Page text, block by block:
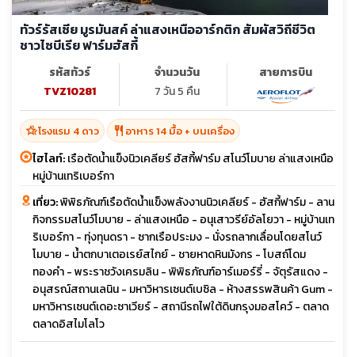
ทัวร์รัสเซีย มูรมันสค์ ล่าแสงเหนืออาร์กติก สัมผัสวิถีชีวิต
ชาวไซบีเรีย ฟาร์มฮัสกี้
รหัสทัวร์
TVZ10281
จำนวนวัน
7 วัน 5 คืน
สายการบิน
hotel_classโรงแรม 4 ดาว restaurant อาหาร 14 มื้อ + บนเครื่อง
ไฮไลท์:เรือตัดน้ำแข็งนิวเคลียร์ ฮัสกี้ฟาร์ม สโนว์โมบาย ล่าแสงเหนือ
หมู่บ้านเทริเบอร์กา
เที่ยว:พิพิธภัณฑ์เรือตัดน้ำแข็งพลังงานนิวเคลียร์ - ฮัสกี้ฟาร์ม - ลาน
กิจกรรมสโนว์โมบาย - ล่าแสงเหนือ - อนุเสาวรีย์อัลโยวา - หมู่บ้านเท
ริเบอร์กา - ทุ่งทุนดรา - ซากเรือประมง - นั่งรถลากเลื่อนโดยสโนว์
โมบาย - น้ำตกบาเตอเรย์สไกย์ - ชายหาดหินมังกร - โบสถ์โดม
ทองคำ - พระราชวังเครมลิน - พิพิธภัณฑ์อาร์เมอร์รี่ - จัตุรัสแดง -
อนุสรณ์สถานเลนิน - มหาวิหารเซนต์เบซิล - ห้างสรรพสินค้า Gum -
มหาวิหารเซนต์เดอะซาเวียร์ - สถานีรถไฟใต้ดินกรุงมอสโคว์ - ตลาด
ตลาดอิสไมโลโว